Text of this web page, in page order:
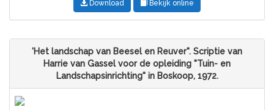
Download Bekijk online
'Het landschap van Beesel en Reuver". Scriptie van
Harrie van Gassel voor de opleiding "Tuin- en
Landschapsinrichting" in Boskoop, 1972.